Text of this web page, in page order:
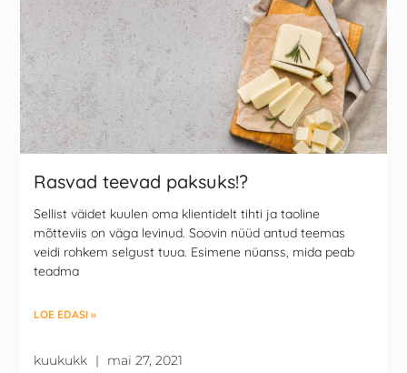
Rasvad teevad paksuks!?
Sellist väidet kuulen oma klientidelt tihti ja taoline
mõtteviis on väga levinud. Soovin nüüd antud teemas
veidi rohkem selgust tuua. Esimene nüanss, mida peab
teadma
LOE EDASI »
kuukukk mai 27, 2021